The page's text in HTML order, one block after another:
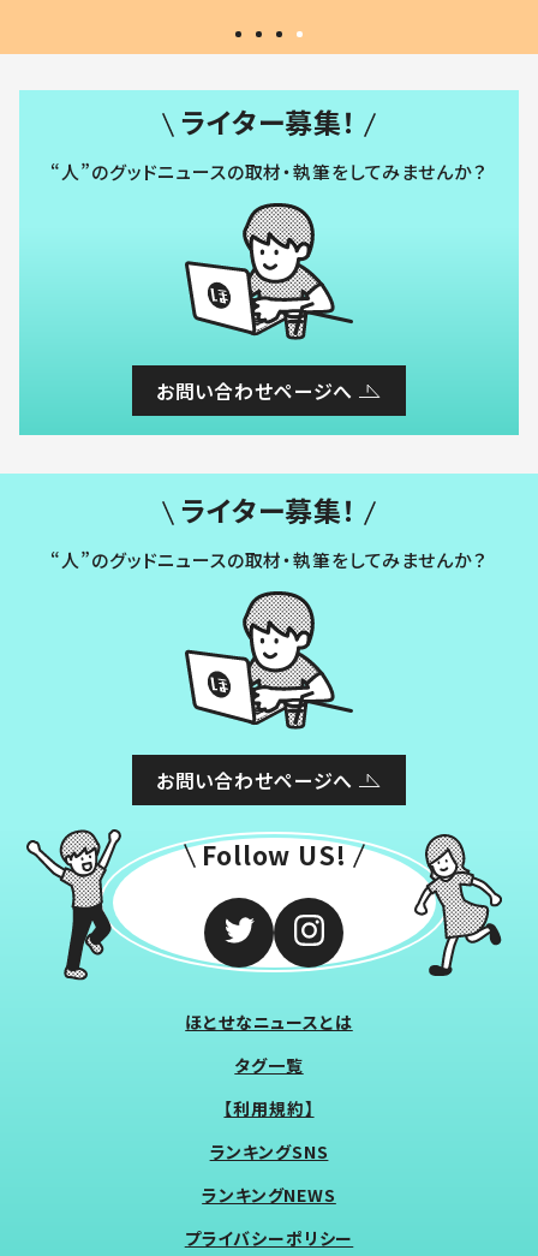
ライター募集！
“人”のグッドニュースの取材・執筆をしてみませんか？
お問い合わせページへ
ライター募集！
“人”のグッドニュースの取材・執筆をしてみませんか？
お問い合わせページへ
Follow US!
ほとせなニュースとは
タグ一覧
【利用規約】
ランキングSNS
ランキングNEWS
プライバシーポリシー